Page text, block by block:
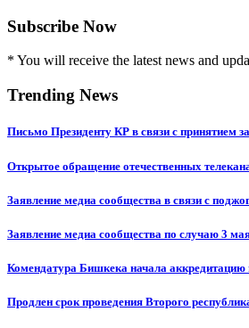
Subscribe Now
* You will receive the latest news and
Trending News
Письмо Президенту КР в связи с принятием
Открытое обращение отечественных
Заявление медиа сообщества в связи с
Заявление медиа сообщества по случаю 3
Комендатура Бишкека начала
Продлен срок проведения Второго